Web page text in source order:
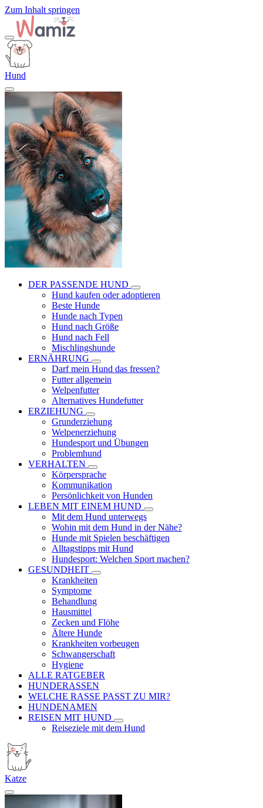
Zum Inhalt springen
Hund
DER PASSENDE HUND
Hund kaufen oder adoptieren
Beste Hunde
Hunde nach Typen
Hund nach Größe
Hund nach Fell
Mischlingshunde
ERNÄHRUNG
Darf mein Hund das fressen?
Futter allgemein
Welpenfutter
Alternatives Hundefutter
ERZIEHUNG
Grunderziehung
Welpenerziehung
Hundesport und Übungen
Problemhund
VERHALTEN
Körpersprache
Kommunikation
Persönlichkeit von Hunden
LEBEN MIT EINEM HUND
Mit dem Hund unterwegs
Wohin mit dem Hund in der Nähe?
Hunde mit Spielen beschäftigen
Alltagstipps mit Hund
Hundesport: Welchen Sport machen?
GESUNDHEIT
Krankheiten
Symptome
Behandlung
Hausmittel
Zecken und Flöhe
Ältere Hunde
Krankheiten vorbeugen
Schwangerschaft
Hygiene
ALLE RATGEBER
HUNDERASSEN
WELCHE RASSE PASST ZU MIR?
HUNDENAMEN
REISEN MIT HUND
Reiseziele mit dem Hund
Katze